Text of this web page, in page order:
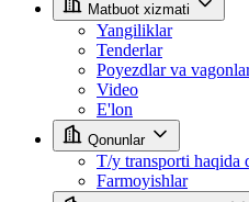
Matbuot xizmati
Yangiliklar
Tenderlar
Poyezdlar va
Video
E'lon
Qonunlar
T/y transporti haqida
Farmoyishlar